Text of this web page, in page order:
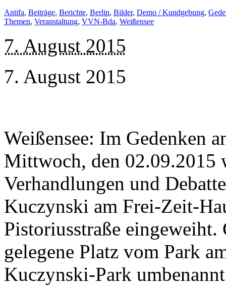
Antifa, Beiträge, Berichte, Berlin, Bilder, Demo / Kundgebung,
Themen, Veranstaltung, VVN-Bda, Weißensee
7. August 2015
7. August 2015
Weißensee: Im Gedenken
Mittwoch, den 02.09.2015
Verhandlungen und
Kuczynski am Frei-Zeit-
Pistoriusstraße
gelegene Platz vom Park
Kuczynski-Park